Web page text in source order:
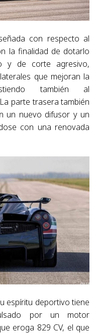
con respecto al
la finalidad de dotarlo
y de corte agresivo,
que mejoran la
también al
parte trasera también
un nuevo difusor y un
con una renovada
espíritu deportivo tiene
por un motor
eroga 829 CV, el que